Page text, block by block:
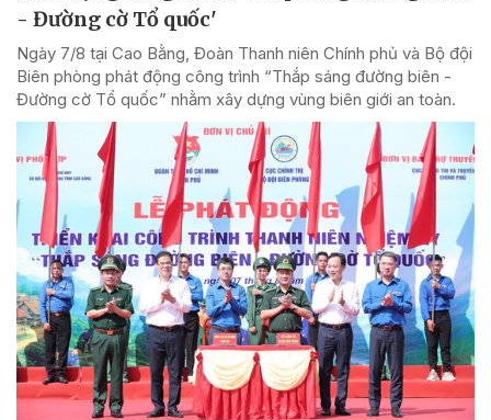
- Đường cờ Tổ quốc'
Ngày 7/8 tại Cao Bằng, Đoàn Thanh niên Chính phủ và Bộ đội
Biên phòng phát động công trình “Thắp sáng đường biên -
Đường cờ Tổ quốc” nhằm xây dựng vùng biên giới an toàn.